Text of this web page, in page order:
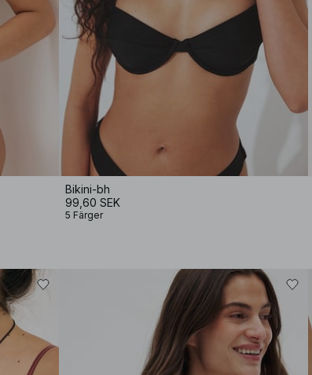
Bikini-bh
99,60 SEK
5 Färger